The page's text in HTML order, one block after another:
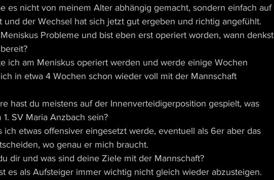
es nicht von meinem Alter abhängig gemacht, sondern einfach auf
und der Wechsel hat sich jetzt gut ergeben und richtig angefühlt.
Probleme und bist eben erst operiert worden, wann denkst
ich am Meniskus operiert werden und werde einige Wochen
in etwa 4 Wochen schon wieder voll mit der Mannschaft
hast du meistens auf der Innenverteidigerposition gespielt, was
SV Maria Anzbach sein?
ich etwas offensiver eingesetzt werde, eventuell als 6er aber das
wo genau er mich braucht.
dir und was sind deine Ziele mit der Mannschaft?
es als Aufsteiger immer wichtig nicht gleich wieder abzusteigen.